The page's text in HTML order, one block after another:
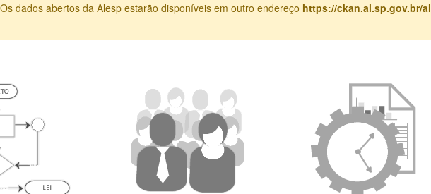
Os dados abertos da Alesp estarão disponíveis em outro endereço https://ckan.al.sp.gov.br/